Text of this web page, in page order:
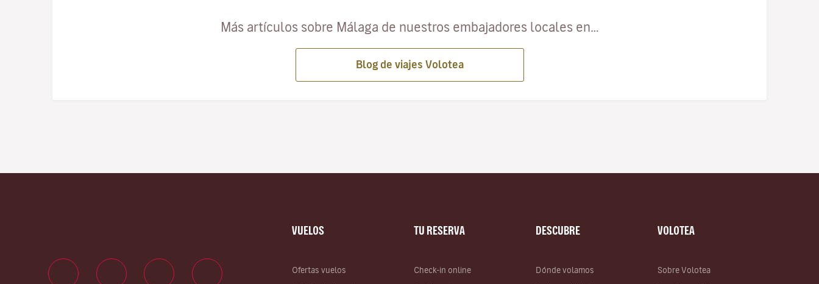
Más artículos sobre Málaga de nuestros embajadores locales en…
Blog de viajes Volotea
VUELOS
Ofertas vuelos
TU RESERVA
Check-in online
DESCUBRE
Dónde volamos
VOLOTEA
Sobre Volotea